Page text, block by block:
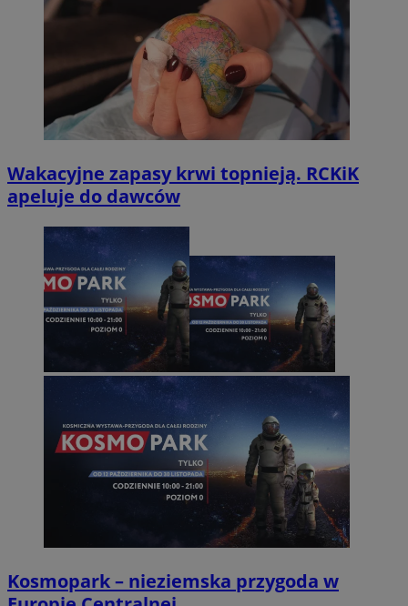
Wakacyjne zapasy krwi topnieją. RCKiK
apeluje do dawców
Kosmopark – nieziemska przygoda w